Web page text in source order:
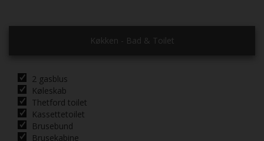
Køkken - Bad & Toilet
2 gasblus
Køleskab
Thetford toilet
Kassettetoilet
Brusebund
Brusekabine